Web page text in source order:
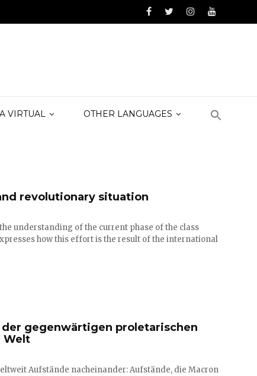
VIRTUAL OTHER LANGUAGES
revolutionary situation
understanding of the current phase of the class
how this effort is the result of the international
gegenwärtigen proletarischen
Welt
Aufstände nacheinander: Aufstände, die Macron